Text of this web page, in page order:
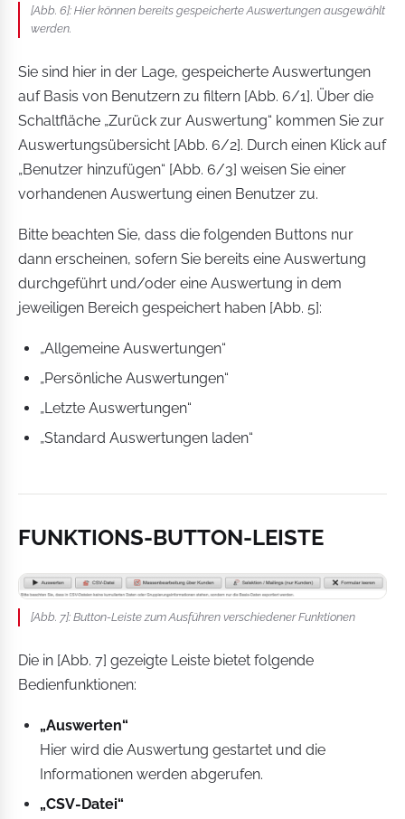
[Abb. 6]: Hier können bereits gespeicherte Auswertungen ausgewählt
werden.
Sie sind hier in der Lage, gespeicherte Auswertungen
auf Basis von Benutzern zu filtern [Abb. 6/1]. Über die
Schaltfläche „Zurück zur Auswertung“ kommen Sie zur
Auswertungsübersicht [Abb. 6/2]. Durch einen Klick auf
„Benutzer hinzufügen“ [Abb. 6/3] weisen Sie einer
vorhandenen Auswertung einen Benutzer zu.
Bitte beachten Sie, dass die folgenden Buttons nur
dann erscheinen, sofern Sie bereits eine Auswertung
durchgeführt und/oder eine Auswertung in dem
jeweiligen Bereich gespeichert haben [Abb. 5]:
„Allgemeine Auswertungen“
„Persönliche Auswertungen“
„Letzte Auswertungen“
„Standard Auswertungen laden“
FUNKTIONS-BUTTON-LEISTE
[Abb. 7]: Button-Leiste zum Ausführen verschiedener Funktionen
Die in [Abb. 7] gezeigte Leiste bietet folgende
Bedienfunktionen:
„Auswerten“
Hier wird die Auswertung gestartet und die
Informationen werden abgerufen.
„CSV-Datei“